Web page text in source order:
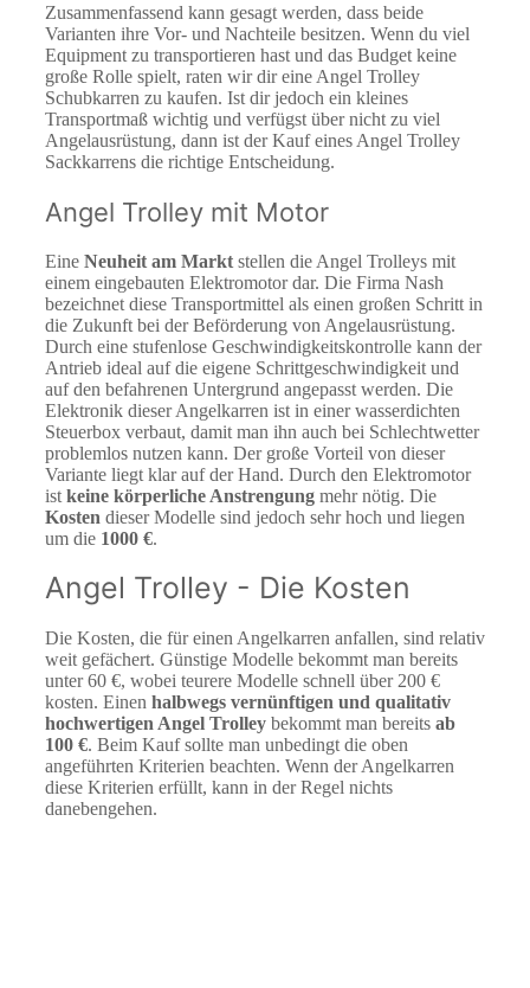
Zusammenfassend kann gesagt werden, dass beide
Varianten ihre Vor- und Nachteile besitzen. Wenn du viel
Equipment zu transportieren hast und das Budget keine
große Rolle spielt, raten wir dir eine Angel Trolley
Schubkarren zu kaufen. Ist dir jedoch ein kleines
Transportmaß wichtig und verfügst über nicht zu viel
Angelausrüstung, dann ist der Kauf eines Angel Trolley
Sackkarrens die richtige Entscheidung.
Angel Trolley mit Motor
Eine Neuheit am Markt stellen die Angel Trolleys mit
einem eingebauten Elektromotor dar. Die Firma Nash
bezeichnet diese Transportmittel als einen großen Schritt in
die Zukunft bei der Beförderung von Angelausrüstung.
Durch eine stufenlose Geschwindigkeitskontrolle kann der
Antrieb ideal auf die eigene Schrittgeschwindigkeit und
auf den befahrenen Untergrund angepasst werden. Die
Elektronik dieser Angelkarren ist in einer wasserdichten
Steuerbox verbaut, damit man ihn auch bei Schlechtwetter
problemlos nutzen kann. Der große Vorteil von dieser
Variante liegt klar auf der Hand. Durch den Elektromotor
ist keine körperliche Anstrengung mehr nötig. Die
Kosten dieser Modelle sind jedoch sehr hoch und liegen
um die 1000 €.
Angel Trolley - Die Kosten
Die Kosten, die für einen Angelkarren anfallen, sind relativ
weit gefächert. Günstige Modelle bekommt man bereits
unter 60 €, wobei teurere Modelle schnell über 200 €
kosten. Einen halbwegs vernünftigen und qualitativ
hochwertigen Angel Trolley bekommt man bereits ab
100 €. Beim Kauf sollte man unbedingt die oben
angeführten Kriterien beachten. Wenn der Angelkarren
diese Kriterien erfüllt, kann in der Regel nichts
danebengehen.